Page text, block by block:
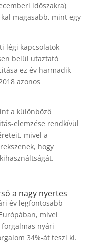
időszakra)
magasabb, mint egy
légi kapcsolatok
belül utaztató
ez év harmadik
azonos
a különböző
elemzése rendkívül
mivel a
hogy
a nagy nyertes
év legfontosabb
mivel
nyári
34%-át teszi ki.